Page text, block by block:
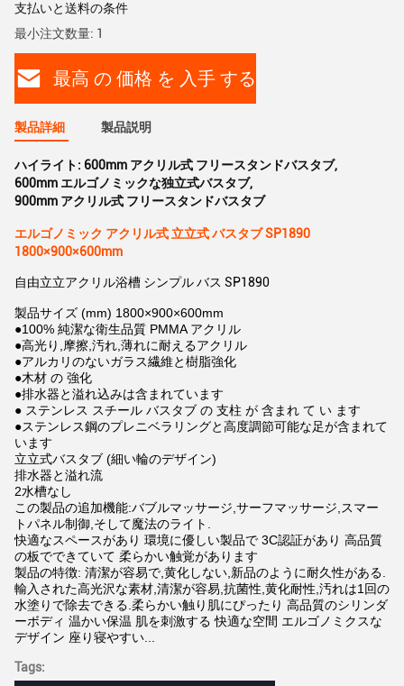
支払いと送料の条件
最小注文数量: 1
最高 の 価格 を 入手 する
製品詳細 製品説明
ハイライト: 600mm アクリル式 フリースタンドバスタブ,
600mm エルゴノミックな独立式バスタブ,
900mm アクリル式 フリースタンドバスタブ
エルゴノミック アクリル式 立立式 バスタブ SP1890
1800×900×600mm
自由立立アクリル浴槽 シンプル バス SP1890
製品サイズ (mm) 1800×900×600mm
●100% 純潔な衛生品質 PMMA アクリル
●高光り,摩擦,汚れ,薄れに耐えるアクリル
●アルカリのないガラス繊維と樹脂強化
●木材 の 強化
●排水器と溢れ込みは含まれています
● ステンレス スチール バスタブ の 支柱 が 含まれ て い ます
●ステンレス鋼のプレニベラリングと高度調節可能な足が含まれて
います
立立式バスタブ (細い輪のデザイン)
排水器と溢れ流
2水槽なし
この製品の追加機能:バブルマッサージ,サーフマッサージ,スマー
トパネル制御,そして魔法のライト.
快適なスペースがあり 環境に優しい製品で 3C認証があり 高品質
の板でできていて 柔らかい触覚があります
製品の特徴: 清潔が容易で,黄化しない,新品のように耐久性がある.
輸入された高光沢な素材,清潔が容易,抗菌性,黄化耐性,汚れは1回の
水塗りで除去できる.柔らかい触り肌にぴったり 高品質のシリンダ
ーボディ 温かい保温 肌を刺激する 快適な空間 エルゴノミクスな
デザイン 座り寝やすい...
Tags: